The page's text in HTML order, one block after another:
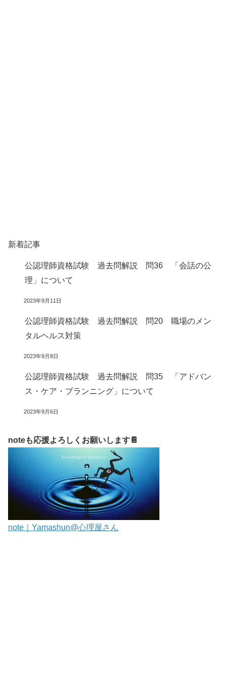
新着記事
公認理師資格試験 過去問解説 問36 「会話の公
理」について
2023年9月11日
公認理師資格試験 過去問解説 問20 職場のメン
タルヘルス対策
2023年9月8日
公認理師資格試験 過去問解説 問35 「アドバン
ス・ケア・プランニング」について
2023年9月6日
noteも応援よろしくお願いします📔
note｜Yamashun@心理屋さん